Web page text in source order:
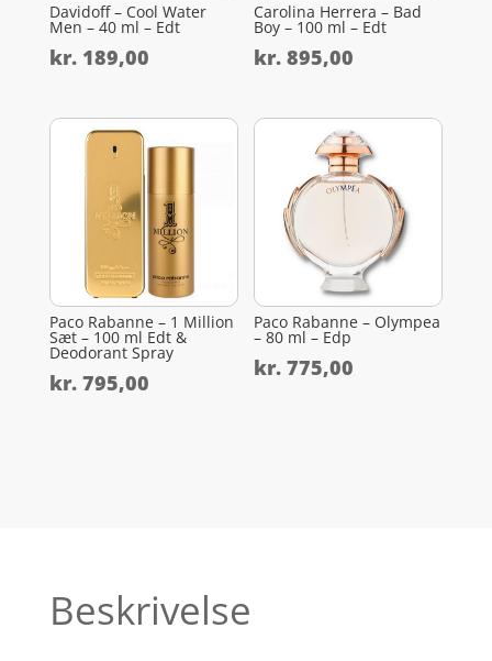
Davidoff – Cool Water
Men – 40 ml – Edt
kr.189,00
Carolina Herrera – Bad
Boy – 100 ml – Edt
kr. 895,00
Paco Rabanne – 1 Million
Sæt – 100 ml Edt &
Deodorant Spray
kr.795,00
Paco Rabanne – Olympea
– 80 ml – Edp
kr. 775,00
Beskrivelse